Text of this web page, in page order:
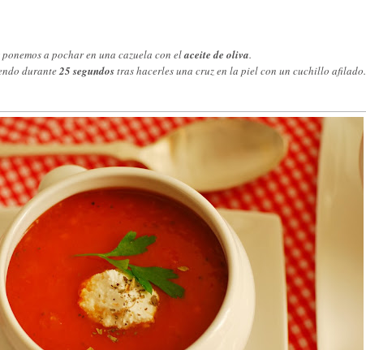
a pochar en una cazuela con elaceite de oliva.
durante25 segundostras hacerles una cruz en la piel con un cuchillo afilado.